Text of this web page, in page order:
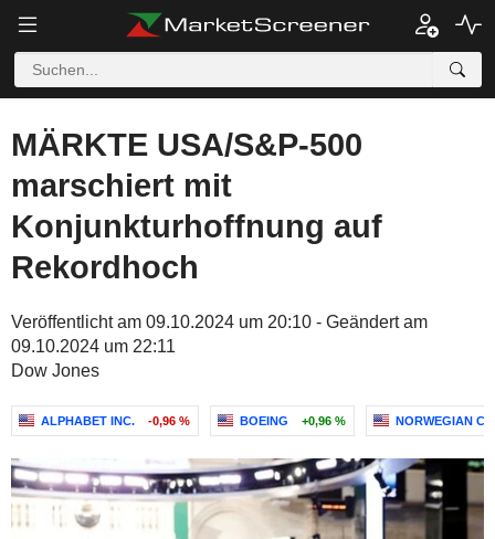
MÄRKTE USA/S&P-500
marschiert mit
Konjunkturhoffnung auf
Rekordhoch
Veröffentlicht am 09.10.2024 um 20:10 - Geändert am
09.10.2024 um 22:11
Dow Jones
ALPHABET INC. -0,96 % BOEING +0,96 % NORWEGIAN